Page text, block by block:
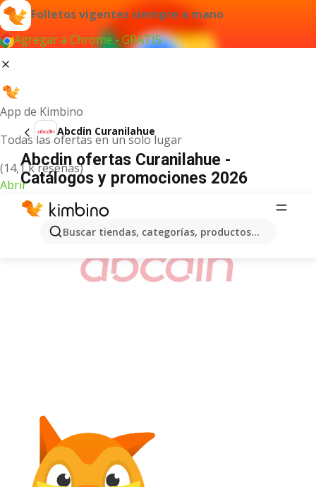
Folletos vigentes siempre a mano
Agregar a Chrome - GRATIS
App de Kimbino
Todas las ofertas en un solo lugar
(14,1 k reseñas)
Abrir
Buscar tiendas, categorías, productos...
Abcdin Curanilahue
Abcdin ofertas Curanilahue -
Catálogos y promociones 2026